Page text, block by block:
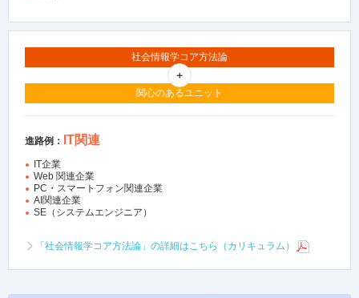
社会情報学コア方法論
関心のあるユニット
進路例： IT関連
IT企業
Web 関連企業
PC・スマートフォン関連企業
AI関連企業
SE（システムエンジニア）
「社会情報学コア方法論」の詳細はこちら（カリキュラム）